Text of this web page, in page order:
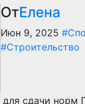
ОтЕлена
Июн 9, 2025
#Строительство